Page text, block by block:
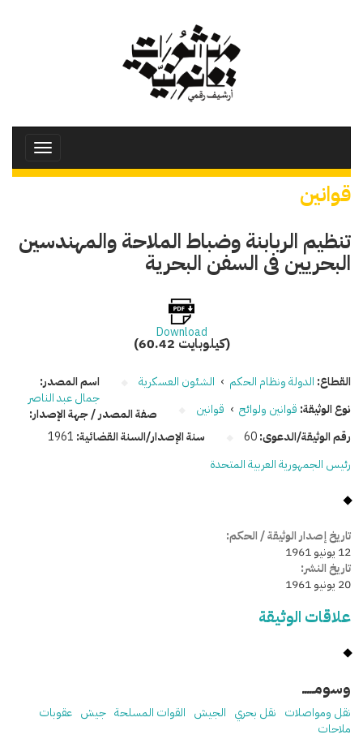
Toggle
قوانين
تنظيم الربابنة وضباط الملاحة والمهندسين
البحريين فى السفن البحرية
Download
(60.42 كيلوبايت)
القطاع: الدولة ونظام الحكم › الشئون العسكرية
نوع الوثيقة: قوانين ولوائح › قوانين
رقم الوثيقة/الدعوى:60 سنة الإصدار/السنة القضائية: 1961
اسم المصدر:
جمال عبد الناصر
صفة المصدر / جهة الإصدار:
رئيس الجمهورية العربية المتحدة
تاريخ إصدار الوثيقة / الحكم:
12 يونيو 1961
تاريخ النشر:
20 يونيو 1961
علاقات الوثيقة
وسومـــــ
نقل ومواصلات نقل بحري الجيش القوات المسلحة جيش عقوبات
ملاحات